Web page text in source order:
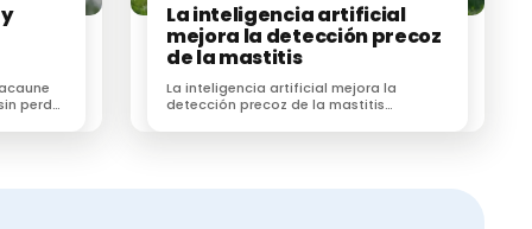
perder
La inteligencia artificial
mejora la detección precoz
de la mastitis
La inteligencia artificial mejora la
detección precoz de la mastitis
estudio